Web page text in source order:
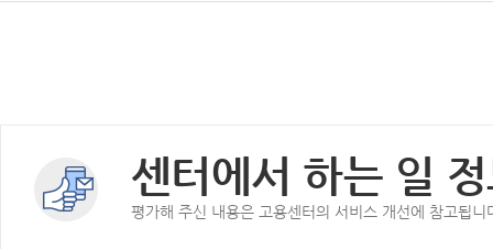
센터에서 하는 일
평가해 주신 내용은 고용센터의 서비스 개선에 참고됩니